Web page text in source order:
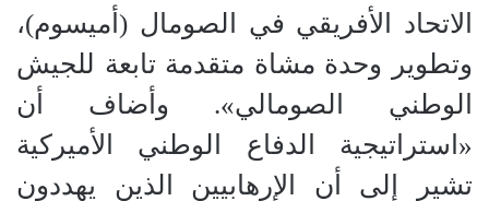
الاتحاد الأفريقي في الصومال (أميسوم)،
وتطوير وحدة مشاة متقدمة تابعة للجيش
الوطني الصومالي». وأضاف أن
«استراتيجية الدفاع الوطني الأميركية
تشير إلى أن الإرهابيين الذين يهددون